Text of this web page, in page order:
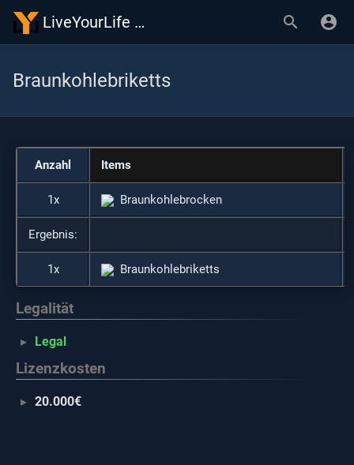
LiveYourLife Wiki
Braunkohlebriketts
Anzahl Items
1x Braunkohlebrocken
Ergebnis:
1x Braunkohlebriketts
Legalität
Legal
Lizenzkosten
20.000€